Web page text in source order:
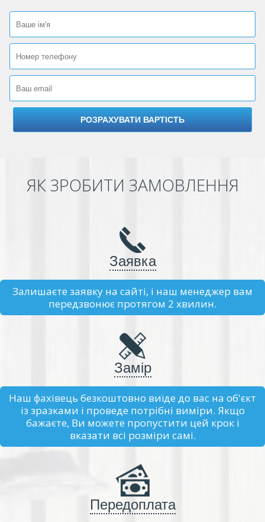
ЯК ЗРОБИТИ ЗАМОВЛЕННЯ
Заявка
Залишаєте заявку на сайті, і наш менеджер вам
передзвонює протягом 2 хвилин.
Замір
Наш фахівець безкоштовно виїде до вас на об'єкт
із зразками і проведе потрібні виміри. Якщо
бажаєте, Ви можете пропустити цей крок і
вказати всі розміри самі.
Передоплата